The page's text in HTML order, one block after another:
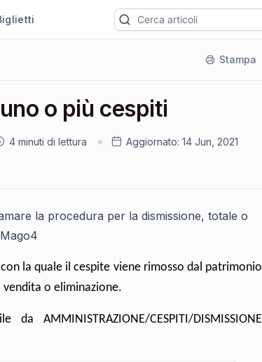
Stampa
o più cespiti
4 minuti di lettura Aggiornato: 14 Jun, 2021
la procedura per la dismissione, totale o
la quale il cespite viene rimosso dal patrimonio
vendita o eliminazione.
AMMINISTRAZIONE/CESPITI/DISMISSIONE